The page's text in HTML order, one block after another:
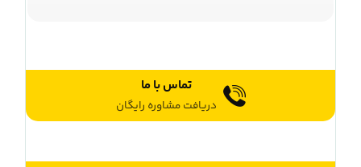
تماس با ما
دریافت مشاوره رایگان